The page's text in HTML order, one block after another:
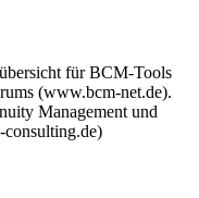
für BCM-Tools
(www.bcm-net.de).
Management und